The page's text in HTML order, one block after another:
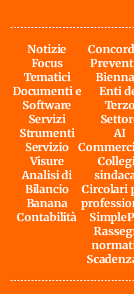
Notizie
Focus
Tematici
Documenti e
Software
Servizi
Strumenti
Servizio
Visure
Analisi di
Bilancio
Banana
Contabilità
Enti
Terzo
AI
Circolari